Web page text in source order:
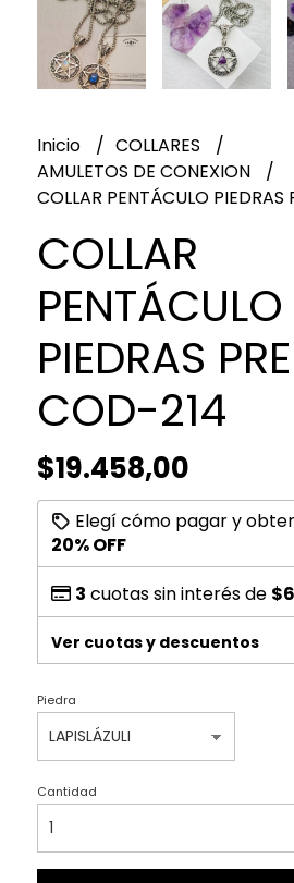
Inicio
COLLARES
AMULETOS DE CONEXION
COLLAR PENTÁCULO
COLLAR
PENTÁCULO
PIEDRAS
COD-214
$19.458,00
Elegí cómo pagar y
20% OFF
3 cuotas sin interés de
Ver cuotas y descuentos
Piedra
Cantidad